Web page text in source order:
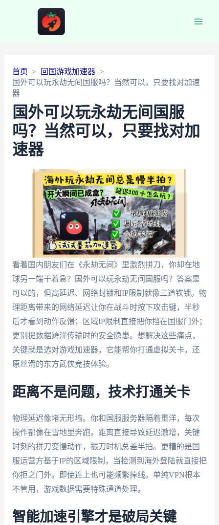
首页
回国游戏加速器
国外可以玩永劫无间国服吗？当然可以，只要找对加速
器
国外可以玩永劫无间国服
吗？当然可以，只要找对加
速器
看着国内朋友们在《永劫无间》里激烈拼刀，你却在地
球另一端干着急？国外可以玩永劫无间国服吗？答案是
可以的，但高延迟、网络封锁和IP限制就像三道铁锁。物
理距离带来的网络延迟让你在战斗时按下攻击键，半秒
后才看到动作反馈；区域IP限制直接把你挡在国服门外；
更别提数据跨洋传输时的安全隐患。想解决这些痛点，
关键就是选对游戏加速器，它能帮你打通虚拟关卡，还
原丝滑的东方武侠竞技体验。
距离不是问题，技术打通关卡
物理延迟像堵无形墙。你和国服服务器隔着重洋，每次
操作都像在雪地里奔跑。距离直接导致延迟激增，关键
时刻的拼刀变慢动作，振刀时机总差半拍。更糟的是国
服运营方基于IP的区域限制，当检测到海外登陆就直接把
你拒之门外。即使连上也可能频繁掉线。单纯VPN根本
不管用，游戏数据需要特殊通道处理。
智能加速引擎才是破局关键